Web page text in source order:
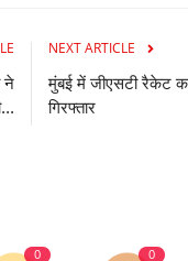
ने
NEXT ARTICLE
मुंबई में जीएसटी रैकेट
गिरफ्तार
0 0